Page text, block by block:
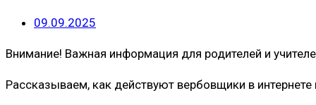
09.09.2025
Внимание! Важная информация для родителей и
Рассказываем, как действуют вербовщики в